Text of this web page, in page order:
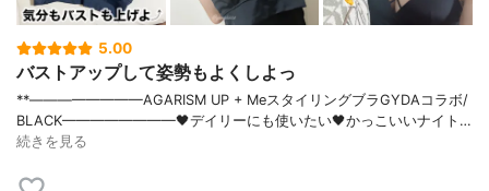
5.00
バストアップして姿勢もよくしよっ
**⁡————————⁡AGARISM UP + Meスタイリングブラ⁡GYDAコラボ/
BLACK————————⁡⁡🖤デイリーにも使いたい🖤かっこいいナイト…
続きを見る